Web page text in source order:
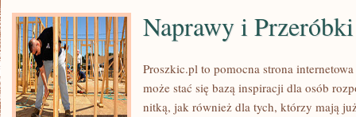
Naprawy i Przeróbki
Proszkic.pl to pomocna strona
może stać się bazą inspiracji dla osób
nitką, jak również dla tych, którzy mają